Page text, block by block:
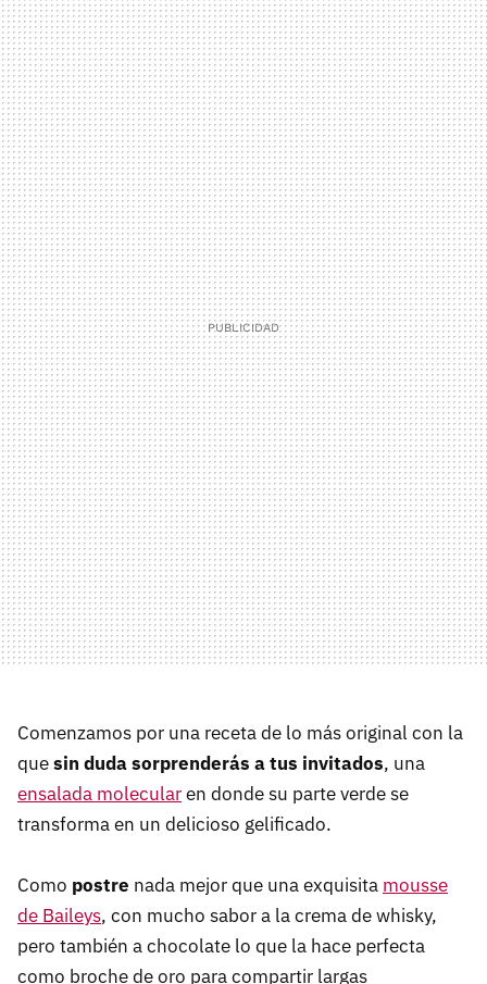
Comenzamos por una receta de lo más original con la
quesin duda sorprenderás a tus invitados, una
ensalada molecularen donde su parte verde se
transforma en un delicioso gelificado.
Como postre nada mejor que una exquisita mousse
de Baileys, con mucho sabor a la crema de whisky,
pero también a chocolate lo que la hace perfecta
como broche de oro para compartir largas